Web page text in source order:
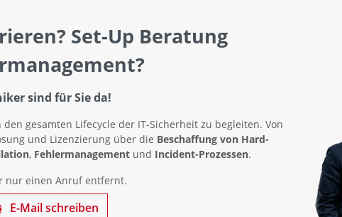
Set-Up Beratung
sind für Sie da!
gesamten Lifecycle der IT-Sicherheit zu begleiten. Von
und Lizenzierung über die Beschaffung von Hard-
, Fehlermanagement und Incident-Prozessen.
nur einen Anruf entfernt.
E-Mail schreiben